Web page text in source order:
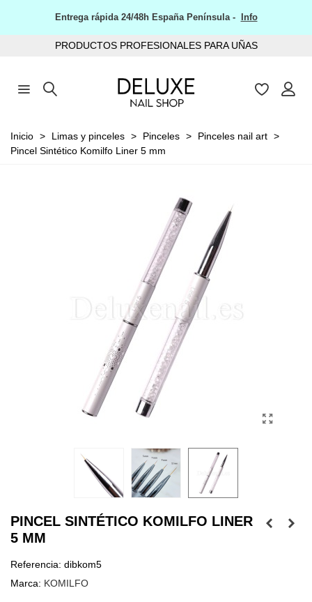
Entrega rápida 24/48h España Península - Info
PRODUCTOS PROFESIONALES PARA UÑAS
Inicio > Limas y pinceles > Pinceles > Pinceles nail art >
Pincel Sintético Komilfo Liner 5 mm
PINCEL SINTÉTICO KOMILFO LINER
5 MM
Referencia: dibkom5
Marca: KOMILFO